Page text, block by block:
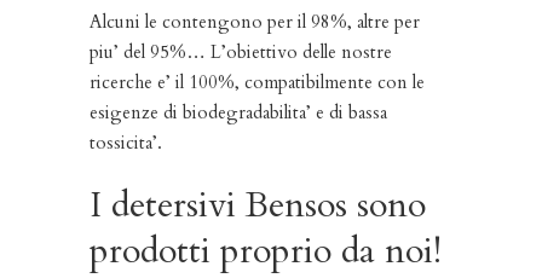
Alcuni le contengono per il 98%, altre per
piu’ del 95%… L’obiettivo delle nostre
ricerche e’ il 100%, compatibilmente con le
esigenze di biodegradabilita’ e di bassa
tossicita’.
I detersivi Bensos sono
prodotti proprio da noi!